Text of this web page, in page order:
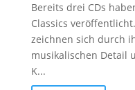
Bereits drei CDs
Classics
zeichnen sich durch
musikalischen Detail
K...